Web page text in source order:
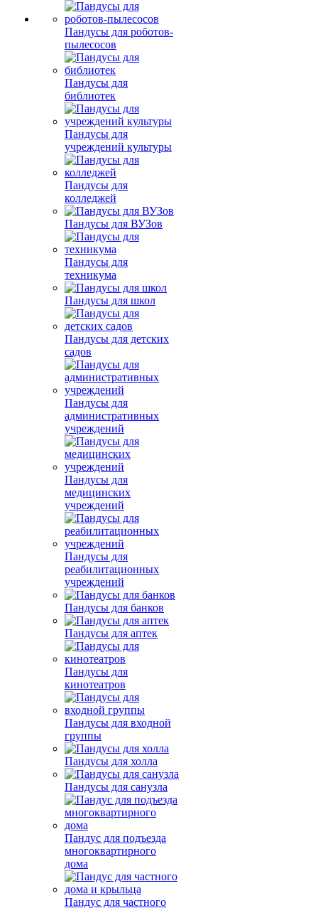
Пандусы для роботов-
пылесосов
Пандусы для
библиотек
Пандусы для
учреждений культуры
Пандусы для
колледжей
Пандусы для ВУЗов
Пандусы для
техникума
Пандусы для школ
Пандусы для детских
садов
Пандусы для
административных
учреждений
Пандусы для
медицинских
учреждений
Пандусы для
реабилитационных
учреждений
Пандусы для банков
Пандусы для аптек
Пандусы для
кинотеатров
Пандусы для входной
группы
Пандусы для холла
Пандусы для санузла
Пандус для подъезда
многоквартирного
дома
Пандус для частного